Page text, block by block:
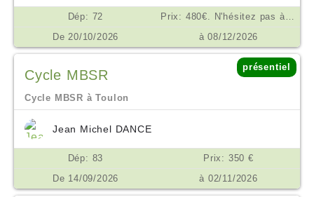
Dép: 72
Prix: 480€. N'hésitez pas à me contacter en cas de difficulté financière. €
De 20/10/2026
à 08/12/2026
Cycle MBSR
présentiel
Cycle MBSR à Toulon
Jean Michel DANCE
Dép: 83
Prix: 350 €
De 14/09/2026
à 02/11/2026